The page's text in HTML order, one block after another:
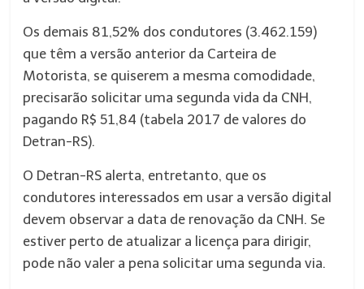
Os demais 81,52% dos condutores (3.462.159)
que têm a versão anterior da Carteira de
Motorista, se quiserem a mesma comodidade,
precisarão solicitar uma segunda vida da CNH,
pagando R$ 51,84 (tabela 2017 de valores do
Detran-RS).
O Detran-RS alerta, entretanto, que os
condutores interessados em usar a versão digital
devem observar a data de renovação da CNH. Se
estiver perto de atualizar a licença para dirigir,
pode não valer a pena solicitar uma segunda via.